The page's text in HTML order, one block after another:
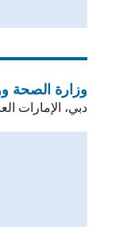
وزارة الصحة
دبي، الإمارات